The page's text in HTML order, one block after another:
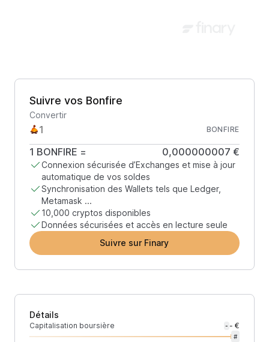
Suivre vos Bonfire
Convertir
BONFIRE
1 BONFIRE = 0,000000007 €
Connexion sécurisée d’Exchanges et mise à jour
automatique de vos soldes
Synchronisation des Wallets tels que Ledger,
Metamask ...
10,000 cryptos disponibles
Données sécurisées et accès en lecture seule
Suivre sur Finary
Détails
Capitalisation boursière - - €
#